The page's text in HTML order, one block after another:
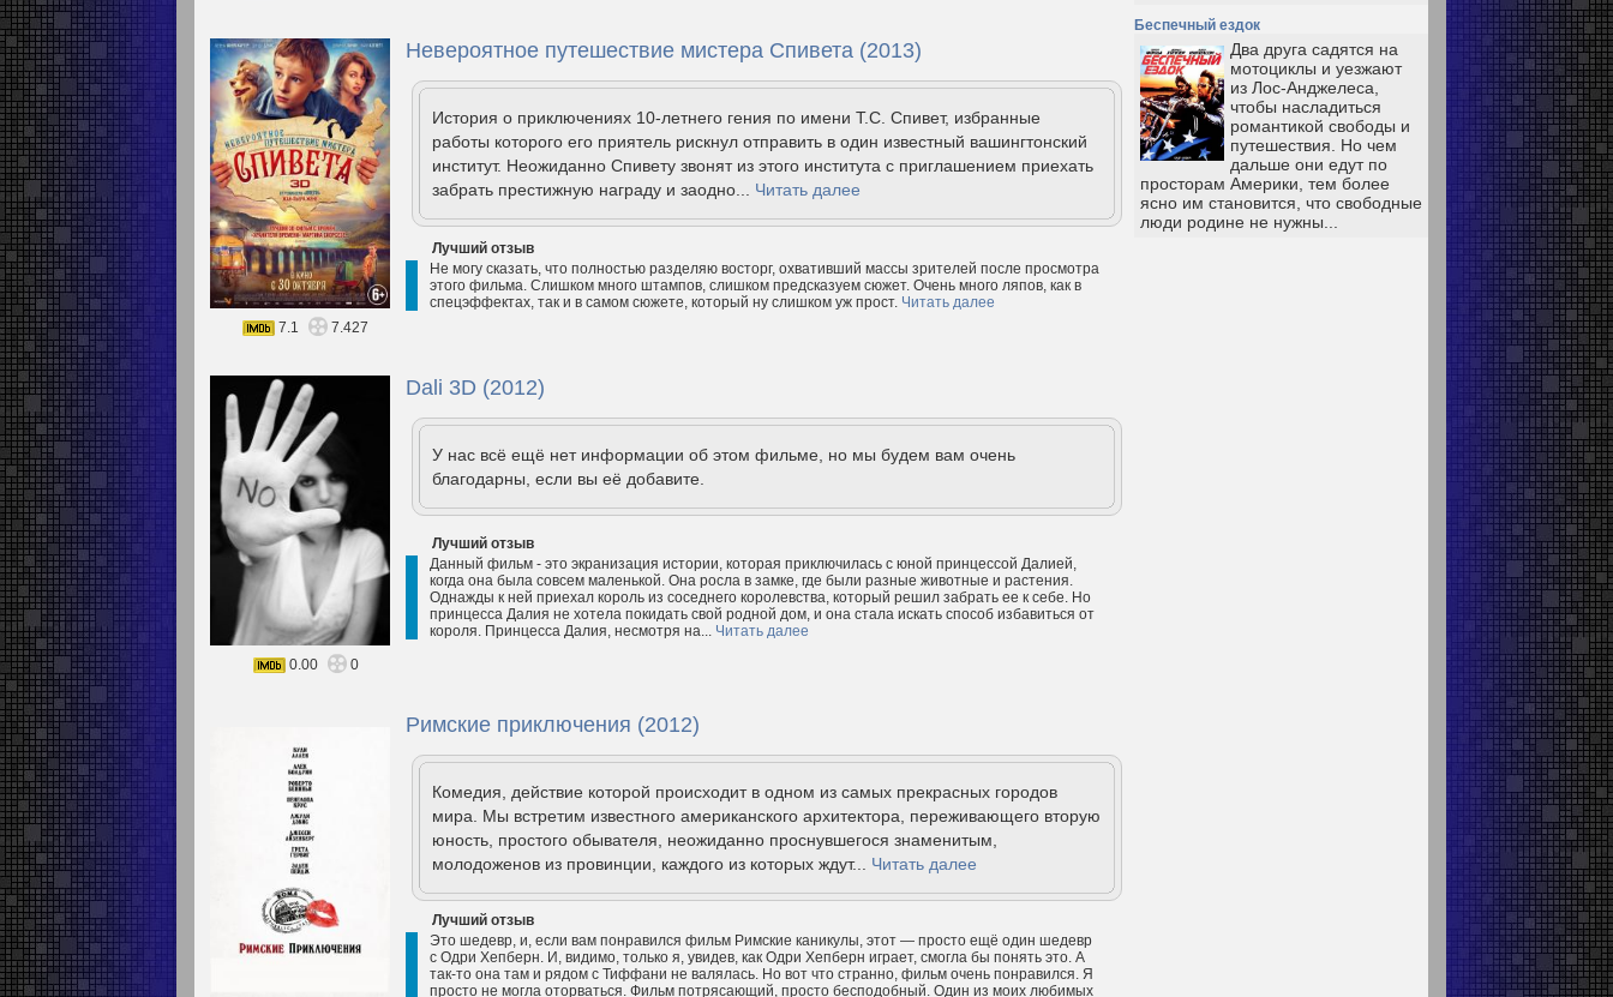
Невероятное путешествие мистера Спивета (2013)
История о приключениях 10-летнего гения по имени Т.С. Спивет, избранные
работы которого его приятель рискнул отправить в один известный вашингтонский
институт. Неожиданно Спивету звонят из этого института с приглашением приехать
забрать престижную награду и заодно... Читать далее
Лучший отзыв
Не могу сказать, что полностью разделяю восторг, охвативший массы зрителей после просмотра
этого фильма. Слишком много штампов, слишком предсказуем сюжет. Очень много ляпов, как в
спецэффектах, так и в самом сюжете, который ну слишком уж прост. Читать далее
7.1
7.427
Dali 3D (2012)
У нас всё ещё нет информации об этом фильме, но мы будем вам очень
благодарны, если вы её добавите.
Лучший отзыв
Данный фильм - это экранизация истории, которая приключилась с юной принцессой Далией,
когда она была совсем маленькой. Она росла в замке, где были разные животные и растения.
Однажды к ней приехал король из соседнего королевства, который решил забрать ее к себе. Но
принцесса Далия не хотела покидать свой родной дом, и она стала искать способ избавиться от
короля. Принцесса Далия, несмотря на... Читать далее
0.00
0
Римские приключения (2012)
Комедия, действие которой происходит в одном из самых прекрасных городов
мира. Мы встретим известного американского архитектора, переживающего вторую
юность, простого обывателя, неожиданно проснувшегося знаменитым,
молодоженов из провинции, каждого из которых ждут... Читать далее
Лучший отзыв
Это шедевр, и, если вам понравился фильм Римские каникулы, этот — просто ещё один шедевр
с Одри Хепберн. И, видимо, только я, увидев, как Одри Хепберн играет, смогла бы понять это. А
так-то она там и рядом с Тиффани не валялась. Но вот что странно, фильм очень понравился. Я
просто не могла оторваться. Фильм потрясающий, просто бесподобный. Один из моих любимых
Беспечный ездок
Два друга садятся на
мотоциклы и уезжают
из Лос-Анджелеса,
чтобы насладиться
романтикой свободы и
путешествия. Но чем
дальше они едут по
просторам Америки, тем более
ясно им становится, что свободные
люди родине не нужны...